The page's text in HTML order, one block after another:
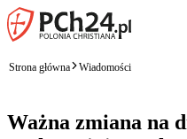
Strona główna Wiadomości
Ważna zmiana na